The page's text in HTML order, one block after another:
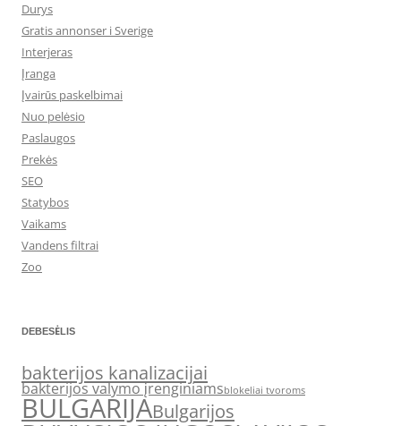
Durys
Gratis annonser i Sverige
Interjeras
Įranga
Įvairūs paskelbimai
Nuo pelėsio
Paslaugos
Prekės
SEO
Statybos
Vaikams
Vandens filtrai
Zoo
DEBESĖLIS
bakterijos kanalizacijai
bakterijos valymo įrenginiamsblokeliai tvoroms
BULGARIJABulgarijos